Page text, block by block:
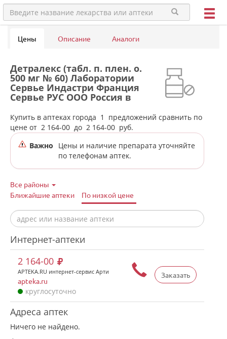
Цены Описание Аналоги
Детралекс (табл. п. плен. о.
500 мг № 60) Лаборатории
Сервье Индастри Франция
Сервье РУС ООО Россия в
аптеках города Арти
Купить в аптеках города 1
предложений сравнить по
цене от 2 164-00 до 2 164-00 руб.
Важно
Цены и наличие препарата уточняйте
по телефонам аптек.
Все районы
Ближайшие аптеки
По низкой цене
Интернет-аптеки
Заказать
2 164-00
APTEKA.RU интернет-сервис Арти
apteka.ru
круглосуточно
Адреса аптек
Ничего не найдено.